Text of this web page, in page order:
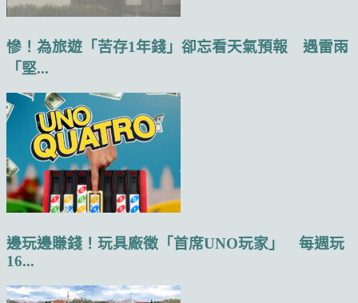
慘！為旅遊「苦存1年錢」卻忘看天氣預報 遇雷雨
「堅...
邊玩邊賺錢！玩具廠徵「首席UNO玩家」 每週玩
16...